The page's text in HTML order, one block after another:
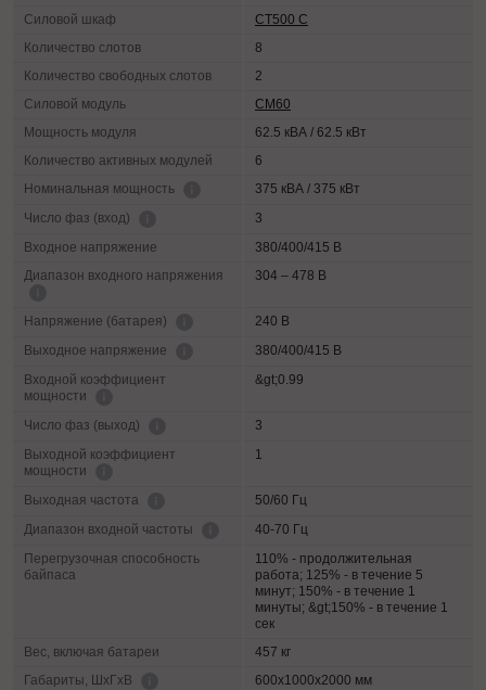
Силовой шкаф
СТ500 С
Количество слотов
8
Количество свободных слотов
2
Силовой модуль
СМ60
Мощность модуля
62.5 кВА / 62.5 кВт
Количество активных модулей
6
Номинальная мощность
375 кВА / 375 кВт
Число фаз (вход)
3
Входное напряжение
380/400/415 В
Диапазон входного напряжения
304 – 478 В
Напряжение (батарея)
240 В
Выходное напряжение
380/400/415 В
Входной коэффициент
мощности
&gt;0.99
Число фаз (выход)
3
Выходной коэффициент
мощности
1
Выходная частота
50/60 Гц
Диапазон входной частоты
40-70 Гц
Перегрузочная способность
байпаса
110% - продолжительная
работа; 125% - в течение 5
минут; 150% - в течение 1
минуты; &gt;150% - в течение 1
сек
Вес, включая батареи
457 кг
Габариты, ШхГхВ
600х1000х2000 мм